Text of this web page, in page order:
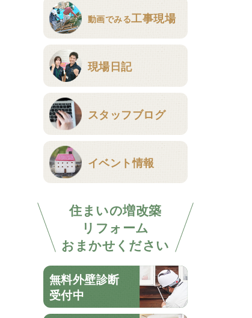
動画でみる工事現場
現場日記
スタッフブログ
イベント情報
住まいの増改築
リフォーム
おまかせください
無料外壁診断
受付中